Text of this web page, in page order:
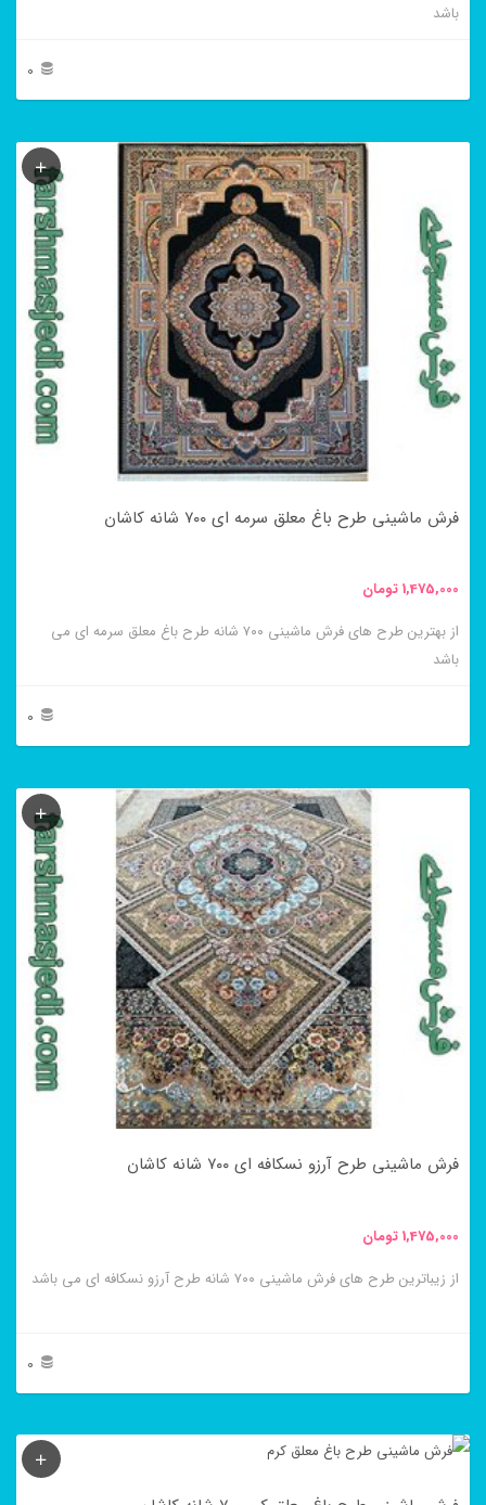
باشد
0
محصول
مختلفی
باشد.
گزینه
ها
صفحه
انتخاب
شوند
فرش ماشینی طرح باغ معلق سرمه ای ۷۰۰ شانه کاشان
1,475,000تومان
از بهترین طرح های فرش ماشینی ۷۰۰ شانه طرح باغ معلق سرمه ای می
باشد
0
محصول
مختلفی
باشد.
گزینه
ها
صفحه
انتخاب
شوند
فرش ماشینی طرح آرزو نسکافه ای ۷۰۰ شانه کاشان
1,475,000تومان
از زیباترین طرح های فرش ماشینی ۷۰۰ شانه طرح آرزو نسکافه ای می باشد
0
محصول